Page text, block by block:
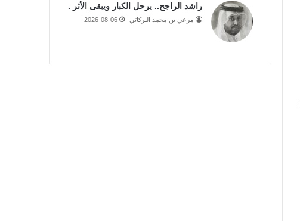
راشد الراجح.. يرحل الكبار ويبقى الأثر .
مرعي بن محمد البركاتي 2026-08-06